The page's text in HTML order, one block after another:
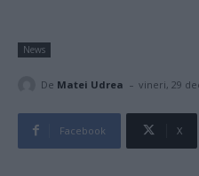
News
De Matei Udrea - vineri, 29
Facebook X